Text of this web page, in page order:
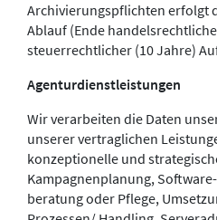
Archivierungspflichten erfolgt
Ablauf (Ende
steuerrechtlicher (10 Jahre)
Agenturdienstleistungen
Wir verarbeiten die Daten
unserer vertraglichen
konzeptionelle und
Kampagnenplanung,
beratung oder Pflege,